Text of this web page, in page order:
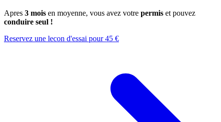
Apres 3 mois en moyenne, vous avez votre permis et pouvez
conduire seul !
Reservez une lecon d'essai pour 45 €